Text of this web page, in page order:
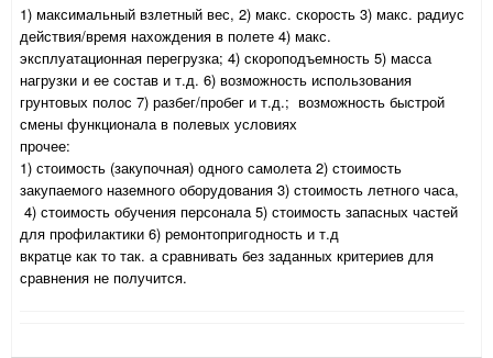
1) максимальный взлетный вес, 2) макс. скорость 3) макс. радиус
действия/время нахождения в полете 4) макс.
эксплуатационная перегрузка; 4) скороподъемность 5) масса
нагрузки и ее состав и т.д. 6) возможность использования
грунтовых полос 7) разбег/пробег и т.д.; возможность быстрой
смены функционала в полевых условиях
прочее:
1) стоимость (закупочная) одного самолета 2) стоимость
закупаемого наземного оборудования 3) стоимость летного часа,
4) стоимость обучения персонала 5) стоимость запасных частей
для профилактики 6) ремонтопригодность и т.д
вкратце как то так. а сравнивать без заданных критериев для
сравнения не получится.